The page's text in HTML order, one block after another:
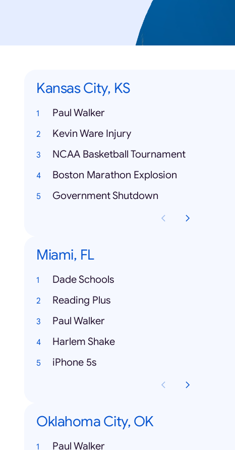
Kansas City, KS
Paul Walker
Kevin Ware Injury
NCAA Basketball Tournament
Boston Marathon Explosion
Government Shutdown
Miami, FL
Dade Schools
Reading Plus
Paul Walker
Harlem Shake
iPhone 5s
Oklahoma City, OK
Paul Walker